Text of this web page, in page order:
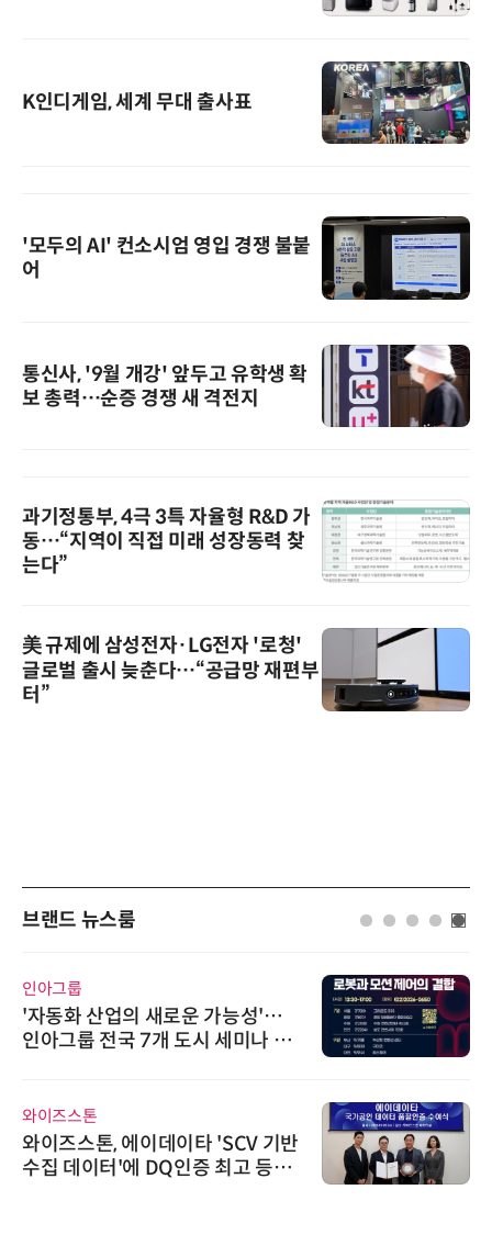
K인디게임, 세계 무대 출사표
'모두의 AI' 컨소시엄 영입 경쟁 불붙
어
통신사, '9월 개강' 앞두고 유학생 확
보 총력…순증 경쟁 새 격전지
과기정통부, 4극 3특 자율형 R&D 가
동…“지역이 직접 미래 성장동력 찾
는다”
美 규제에 삼성전자·LG전자 '로청'
글로벌 출시 늦춘다…“공급망 재편부
터”
브랜드 뉴스룸
비쉐이
비쉐이, 모든 주요 리모컨 코드 지
원하는 TSOP15300 시리즈 IR 수
AIPD
“특허분석도 AI와 함께”…IP산업
'AX' 시대 본격화, 지식재산처 1호